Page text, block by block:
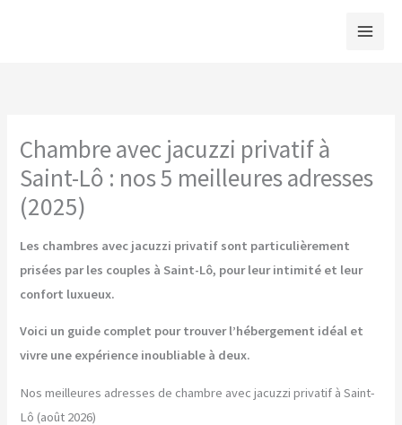
Chambre avec jacuzzi privatif à
Saint-Lô : nos 5 meilleures adresses
(2025)
Les chambres avec jacuzzi privatif sont particulièrement
prisées par les couples à Saint-Lô, pour leur intimité et leur
confort luxueux.
Voici un guide complet pour trouver l’hébergement idéal et
vivre une expérience inoubliable à deux.
Nos meilleures adresses de chambre avec jacuzzi privatif à Saint-
Lô (août 2026)